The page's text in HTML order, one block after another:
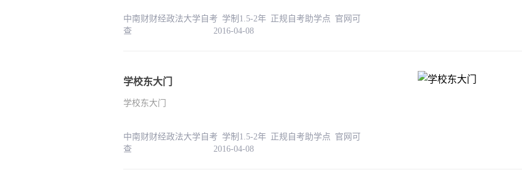
中南财财经政法大学自考 学制1.5-2年 正规自考助学点 官网可
查 2016-04-08
学校东大门
学校东大门
中南财财经政法大学自考 学制1.5-2年 正规自考助学点 官网可
查 2016-04-08